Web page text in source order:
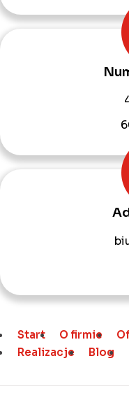
Start O firmie
Realizacje
Blog